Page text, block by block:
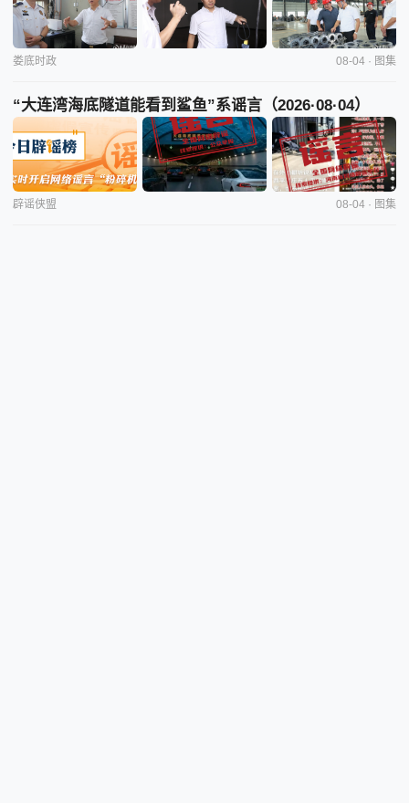
娄底时政 08-04 · 图集
“大连湾海底隧道能看到鲨鱼”系谣言（2026·08·04）
辟谣侠盟 08-04 · 图集